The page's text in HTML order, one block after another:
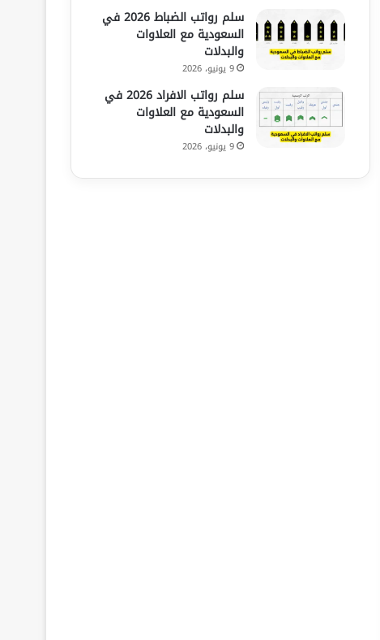
سلم رواتب الضباط 2026 في
السعودية مع العلاوات
والبدلات
9 يونيو، 2026
سلم رواتب الافراد 2026 في
السعودية مع العلاوات
والبدلات
9 يونيو، 2026